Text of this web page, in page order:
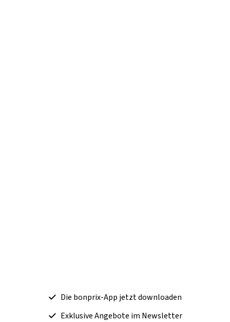
Die bonprix-App jetzt downloaden
Exklusive Angebote im Newsletter